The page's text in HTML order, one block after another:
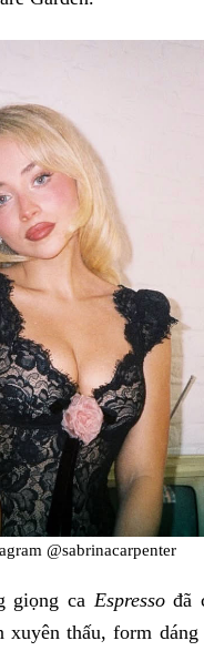
@sabrinacarpenter
giọng ca Espressođã
xuyên thấu, form